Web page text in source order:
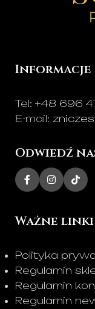
Idealny na
Dzień Ojca,
światło pamięci
bliskich.
Informacje
Tel: +48 696
E-mail:
Odwiedź
Ważne linki
Polityka
Regulamin
Regulamin
Regulamin